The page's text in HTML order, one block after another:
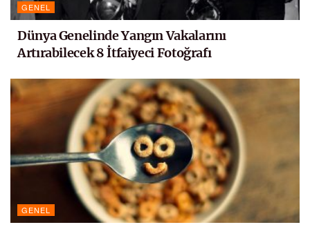
GENEL
Dünya Genelinde Yangın Vakalarını
Artırabilecek 8 İtfaiyeci Fotoğrafı
GENEL